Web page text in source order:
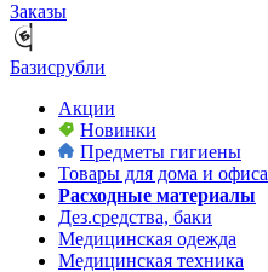
Заказы
Базисрубли
Акции
Новинки
Предметы гигиены
Товары для дома и офиса
Расходные материалы
Дез.средства, баки
Медицинская одежда
Медицинская техника